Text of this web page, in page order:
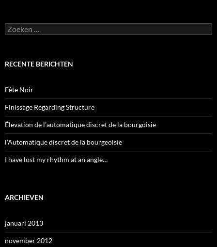
Zoeken
naar:
RECENTE BERICHTEN
Fête Noir
Finissage Regarding Structure
Élevation de l’automatique discret de la bourgoisie
l’Automatique discret de la bourgeoisie
I have lost my rhythm at an angle…
ARCHIEVEN
januari 2013
november 2012